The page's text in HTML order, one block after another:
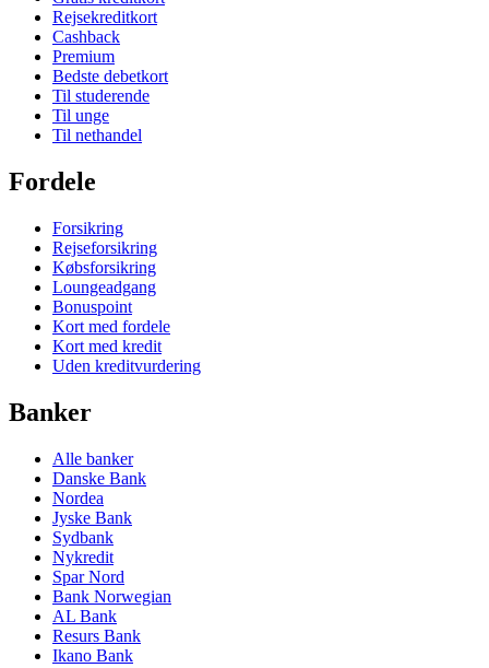
Rejsekreditkort
Cashback
Premium
Bedste debetkort
Til studerende
Til unge
Til nethandel
Fordele
Forsikring
Rejseforsikring
Købsforsikring
Loungeadgang
Bonuspoint
Kort med fordele
Kort med kredit
Uden kreditvurdering
Banker
Alle banker
Danske Bank
Nordea
Jyske Bank
Sydbank
Nykredit
Spar Nord
Bank Norwegian
AL Bank
Resurs Bank
Ikano Bank